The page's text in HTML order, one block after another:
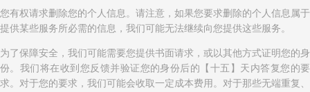
您有权请求删除您的个人信息。请注意，如果您要求删除的个人信息属于
提供某些服务所必需的信息，我们可能无法继续向您提供这些服务。
为了保障安全，我们可能需要您提供书面请求，或以其他方式证明您的身
份。我们将在收到您反馈并验证您的身份后的【十五】天内答复您的要
求。对于您的要求，我们可能会收取一定成本费用。对于那些无端重复、